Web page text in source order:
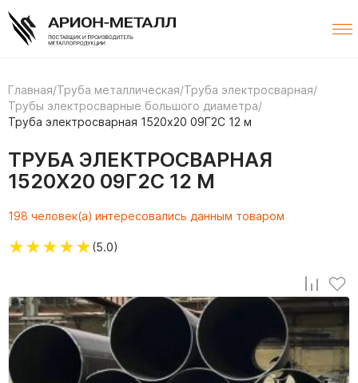
Главная/Труба металлическая/Труба электросварная/
Трубы электросварные большого диаметра/
Труба электросварная 1520х20 09Г2С 12 м
ТРУБА ЭЛЕКТРОСВАРНАЯ
1520Х20 09Г2С 12 М
198 человек(а) интересовались данным товаром
★★★★★(5.0)